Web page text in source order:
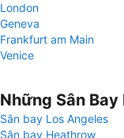
London
Geneva
Frankfurt am Main
Venice
Những Sân
Sân bay Los Angeles
Sân bay Heathrow